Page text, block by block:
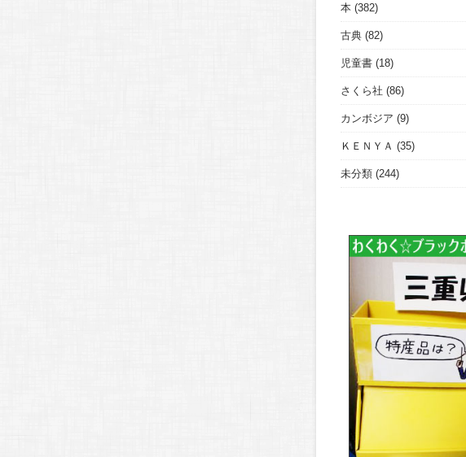
本 (382)
古典 (82)
児童書 (18)
さくら社 (86)
カンボジア (9)
ＫＥＮＹＡ (35)
未分類 (244)